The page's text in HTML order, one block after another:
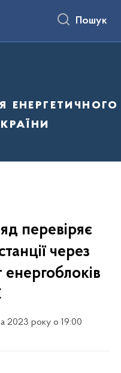
Пошук
енергетичного
перевіряє
через
2023 року о 19:00